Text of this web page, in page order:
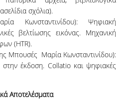
σχόλια).
Κωνσταντινίδου): Ψηφιακή
βελτίωσης εικόνας. Μηχανική
(HTR).
Μπουσές ­ Μαρία Κωνσταντινίδου):
έκδοση. Collatio και ψηφιακές
Αποτελέσματα